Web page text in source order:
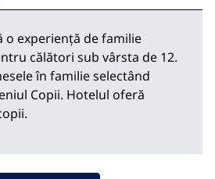
o experiență de familie
călători sub vârsta de 12.
în familie selectând
Copii. Hotelul oferă